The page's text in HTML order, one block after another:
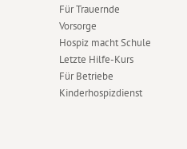
Für Trauernde
Vorsorge
Hospiz macht Schule
Letzte Hilfe-Kurs
Für Betriebe
Kinderhospizdienst